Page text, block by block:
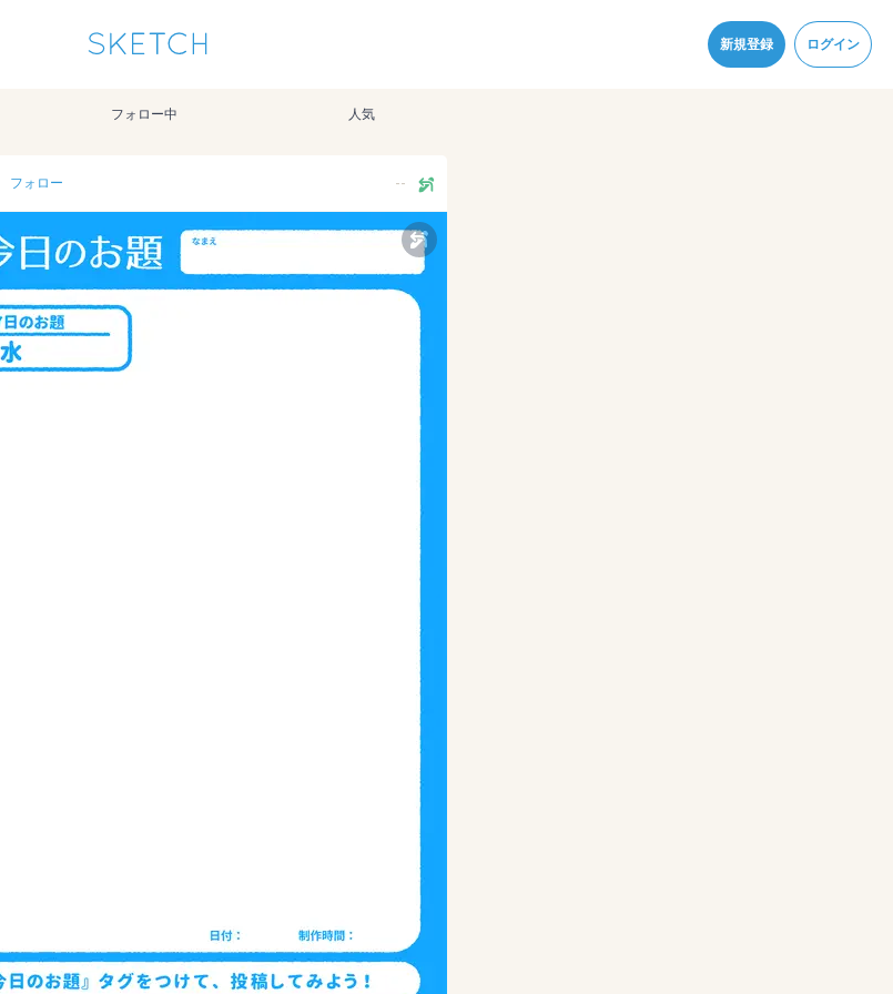
プライパシーポリシー を改定しました。
新規登録
ログイン
pixiv Sketchアプリでさらに快適に！
フォロー中 人気
フォロー --